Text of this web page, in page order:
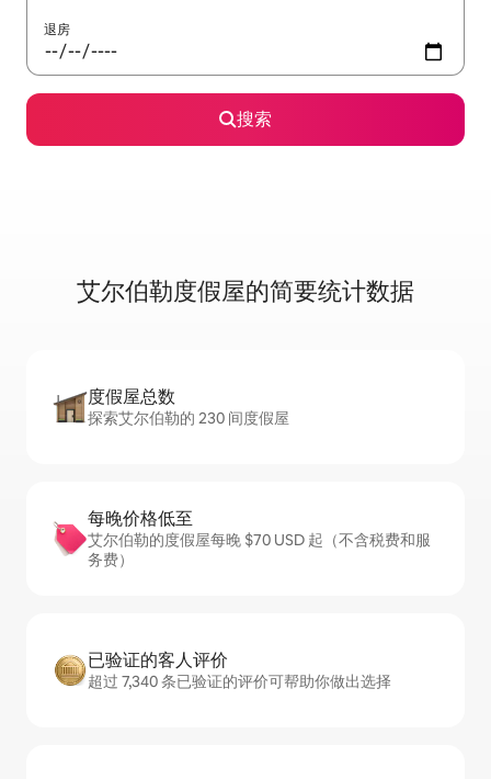
退房
搜索
艾尔伯勒度假屋的简要统计数据
度假屋总数
探索艾尔伯勒的 230 间度假屋
每晚价格低至
艾尔伯勒的度假屋每晚 $70 USD 起（不含税费和服
务费）
已验证的客人评价
超过 7,340 条已验证的评价可帮助你做出选择